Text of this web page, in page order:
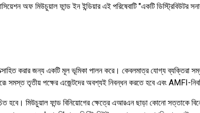
অফ মিউচুয়াল ফান্ড ইন ইন্ডিয়ার এই পরিষেবাটি "একটি
করার জন্য একটি মূল ভূমিকা পালন করে। কেবলমাত্র যোগ্য ব্যক্তিরা
সমস্ত তৃতীয় পক্ষের এজেন্টদের অবশ্যই নিবন্ধন করতে হবে এবং AMFI-
হবে। মিউচুয়াল ফান্ড বিনিয়োগের ক্ষেত্রে এআরএন ছাড়া কোনো সত্তাকে